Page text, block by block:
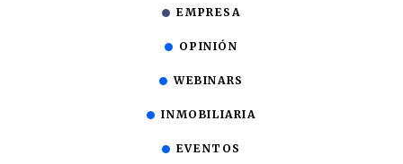
EMPRESA
OPINIÓN
WEBINARS
INMOBILIARIA
EVENTOS